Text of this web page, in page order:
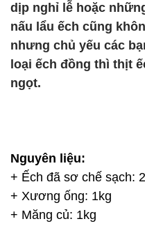
dịp nghỉ lễ hoặc
nấu lẩu ếch cũng
nhưng chủ yếu các
loại ếch đồng thì thịt
ngọt.
Nguyên liệu:
+ Ếch đã sơ chế sạch:
+ Xương ống: 1kg
+ Măng củ: 1kg